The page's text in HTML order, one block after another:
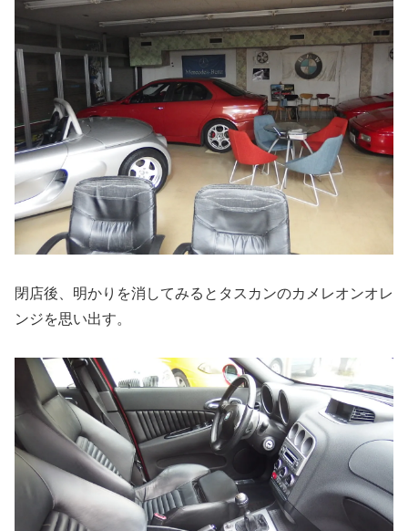
閉店後、明かりを消してみるとタスカンのカメレオンオレ
ンジを思い出す。